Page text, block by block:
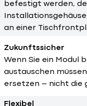
befestigt werden,
an einer
Zukunftssicher
Wenn Sie ein Modul
austauschen
ersetzen – nicht
Flexibel